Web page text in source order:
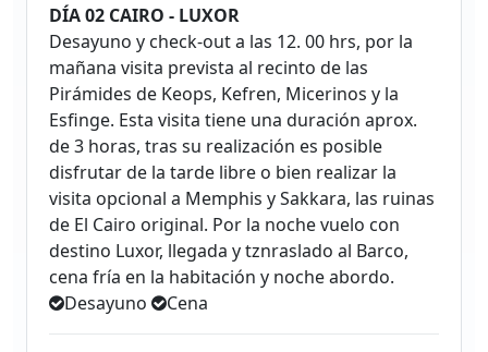
DÍA 02 CAIRO - LUXOR
Desayuno y check-out a las 12. 00 hrs, por la
mañana visita prevista al recinto de las
Pirámides de Keops, Kefren, Micerinos y la
Esfinge. Esta visita tiene una duración aprox.
de 3 horas, tras su realización es posible
disfrutar de la tarde libre o bien realizar la
visita opcional a Memphis y Sakkara, las ruinas
de El Cairo original. Por la noche vuelo con
destino Luxor, llegada y tznraslado al Barco,
cena fría en la habitación y noche abordo.
Desayuno
Cena